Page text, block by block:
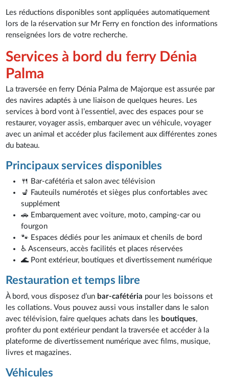
Les réductions disponibles sont appliquées automatiquement
lors de la réservation sur Mr Ferry en fonction des informations
renseignées lors de votre recherche.
Services à bord du ferry Dénia
Palma
La traversée en ferry Dénia Palma de Majorque est assurée par
des navires adaptés à une liaison de quelques heures. Les
services à bord vont à l’essentiel, avec des espaces pour se
restaurer, voyager assis, embarquer avec un véhicule, voyager
avec un animal et accéder plus facilement aux différentes zones
du bateau.
Principaux services disponibles
🍴 Bar-cafétéria et salon avec télévision
💺 Fauteuils numérotés et sièges plus confortables avec
supplément
🚗 Embarquement avec voiture, moto, camping-car ou
fourgon
🐾 Espaces dédiés pour les animaux et chenils de bord
♿ Ascenseurs, accès facilités et places réservées
🌊 Pont extérieur, boutiques et divertissement numérique
Restauration et temps libre
À bord, vous disposez d’un bar-cafétéria pour les boissons et
les collations. Vous pouvez aussi vous installer dans le salon
avec télévision, faire quelques achats dans les boutiques,
profiter du pont extérieur pendant la traversée et accéder à la
plateforme de divertissement numérique avec films, musique,
livres et magazines.
Véhicules